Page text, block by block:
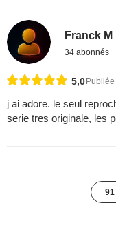
Franck M
34 abonnés
5,0
j ai adore. le seul
serie tres originale, les